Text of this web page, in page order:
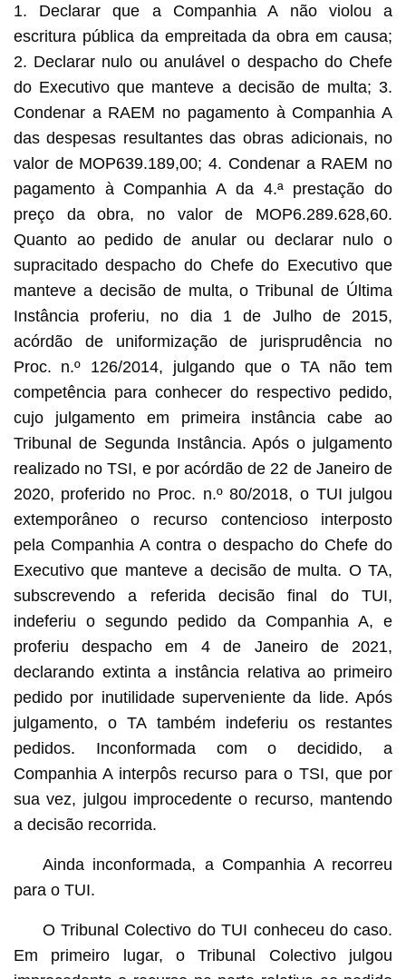
1. Declarar que a Companhia A não violou a
escritura pública da empreitada da obra em causa;
2. Declarar nulo ou anulável o despacho do Chefe
do Executivo que manteve a decisão de multa; 3.
Condenar a RAEM no pagamento à Companhia A
das despesas resultantes das obras adicionais, no
valor de MOP639.189,00; 4. Condenar a RAEM no
pagamento à Companhia A da 4.ª prestação do
preço da obra, no valor de MOP6.289.628,60.
Quanto ao pedido de anular ou declarar nulo o
supracitado despacho do Chefe do Executivo que
manteve a decisão de multa, o Tribunal de Última
Instância proferiu, no dia 1 de Julho de 2015,
acórdão de uniformização de jurisprudência no
Proc. n.º 126/2014, julgando que o TA não tem
competência para conhecer do respectivo pedido,
cujo julgamento em primeira instância cabe ao
Tribunal de Segunda Instância. Após o julgamento
realizado no TSI, e por acórdão de 22 de Janeiro de
2020, proferido no Proc. n.º 80/2018, o TUI julgou
extemporâneo o recurso contencioso interposto
pela Companhia A contra o despacho do Chefe do
Executivo que manteve a decisão de multa. O TA,
subscrevendo a referida decisão final do TUI,
indeferiu o segundo pedido da Companhia A, e
proferiu despacho em 4 de Janeiro de 2021,
declarando extinta a instância relativa ao primeiro
pedido por inutilidade superveniente da lide. Após
julgamento, o TA também indeferiu os restantes
pedidos. Inconformada com o decidido, a
Companhia A interpôs recurso para o TSI, que por
sua vez, julgou improcedente o recurso, mantendo
a decisão recorrida.
Ainda inconformada, a Companhia A recorreu
para o TUI.
O Tribunal Colectivo do TUI conheceu do caso.
Em primeiro lugar, o Tribunal Colectivo julgou